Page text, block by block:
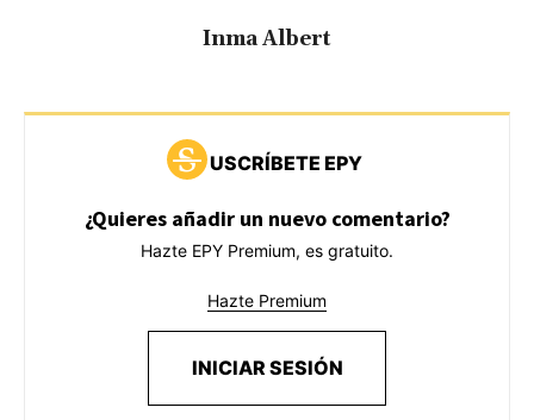
Inma Albert
USCRÍBETE EPY
¿Quieres añadir un nuevo comentario?
Hazte EPY Premium, es gratuito.
Hazte Premium
INICIAR SESIÓN